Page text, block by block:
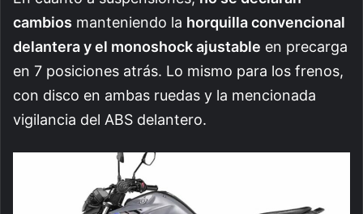
cambios manteniendo la horquilla convencional
delantera y el monoshock ajustable en precarga
en 7 posiciones atrás. Lo mismo para los frenos,
con disco en ambas ruedas y la mencionada
vigilancia del ABS delantero.